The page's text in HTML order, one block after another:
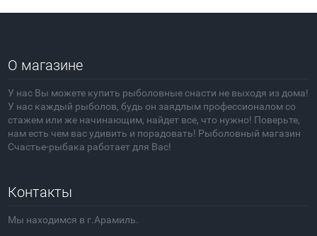
О магазине
У нас Вы можете купить рыболовные снасти не выходя из дома!
У нас каждый рыболов, будь он заядлым профессионалом со
стажем или же начинающим, найдет все, что нужно! Поверьте,
нам есть чем вас удивить и порадовать! Рыболовный магазин
Счастье-рыбака работает для Вас!
Контакты
Мы находимся в г.Арамиль.